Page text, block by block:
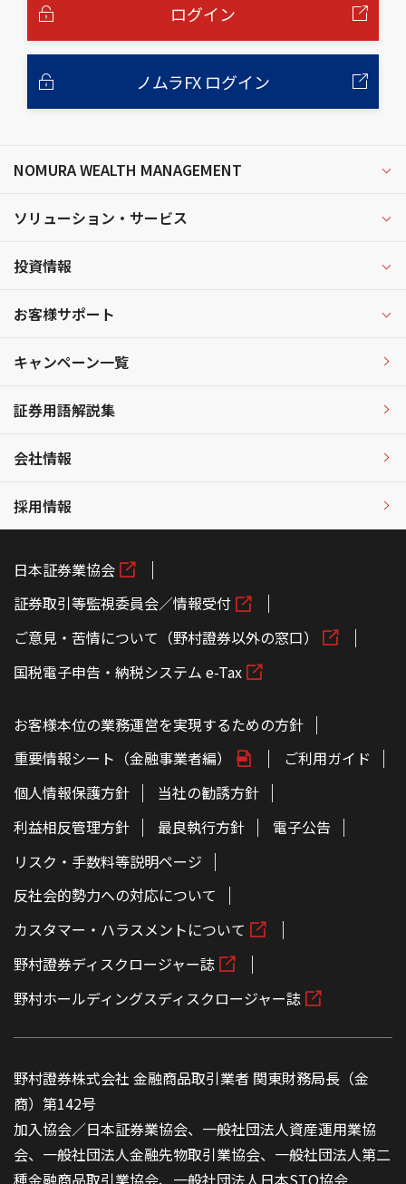
ログイン
ノムラFX ログイン
NOMURA WEALTH MANAGEMENT
ソリューション・サービス
投資情報
お客様サポート
キャンペーン一覧
証券用語解説集
会社情報
採用情報
日本証券業協会
証券取引等監視委員会／情報受付
ご意見・苦情について（野村證券以外の窓口）
国税電子申告・納税システム e-Tax
お客様本位の業務運営を実現するための方針
重要情報シート（金融事業者編）
ご利用ガイド
個人情報保護方針
当社の勧誘方針
利益相反管理方針
最良執行方針
電子公告
リスク・手数料等説明ページ
反社会的勢力への対応について
カスタマー・ハラスメントについて
野村證券ディスクロージャー誌
野村ホールディングスディスクロージャー誌
野村證券株式会社 金融商品取引業者 関東財務局長（金
商）第142号
加入協会／日本証券業協会、一般社団法人資産運用業協
会、一般社団法人金融先物取引業協会、一般社団法人第二